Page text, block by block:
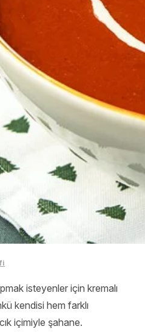
isteyenler için kremalı
kendisi hem farklı
içimiyle şahane.